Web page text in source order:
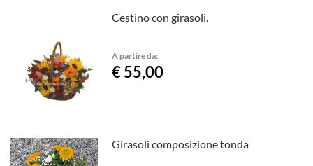
Cestino con girasoli.
A partire da:
€ 55,00
Girasoli composizione tonda